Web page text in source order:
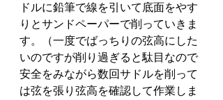
ドルに鉛筆で線を引いて底面をやす
りとサンドペーパーで削っていきま
す。（一度でばっちりの弦高にした
いのですが削り過ぎると駄目なので
安全をみながら数回サドルを削って
は弦を張り弦高を確認して作業しま